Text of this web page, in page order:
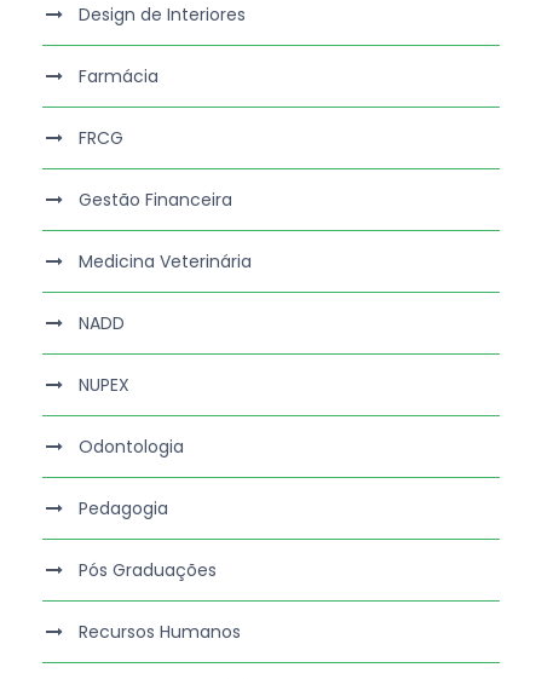
Design de Interiores
Farmácia
FRCG
Gestão Financeira
Medicina Veterinária
NADD
NUPEX
Odontologia
Pedagogia
Pós Graduações
Recursos Humanos